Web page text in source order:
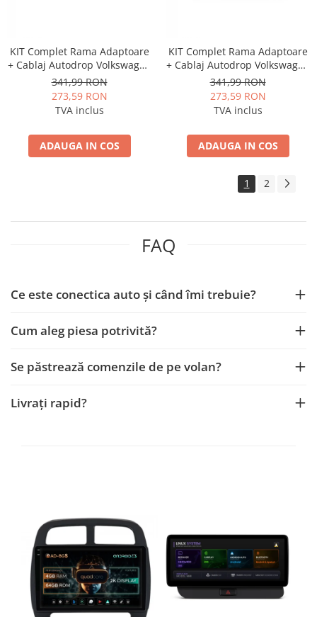
KIT Complet Rama Adaptoare
+ Cablaj Autodrop Volkswagen
Caddy (2023+) pentru
Navigatie Multimedia Android
9 inch
341,99 RON
273,59 RON
TVA inclus
ADAUGA IN COS
KIT Complet Rama Adaptoare
+ Cablaj Autodrop Volkswagen
Touran (2016+) pentru
Navigatie Multimedia Android
10.1 inch
341,99 RON
273,59 RON
TVA inclus
ADAUGA IN COS
1 2
FAQ
Ce este conectica auto și când îmi trebuie?
Cum aleg piesa potrivită?
Se păstrează comenzile de pe volan?
Livrați rapid?